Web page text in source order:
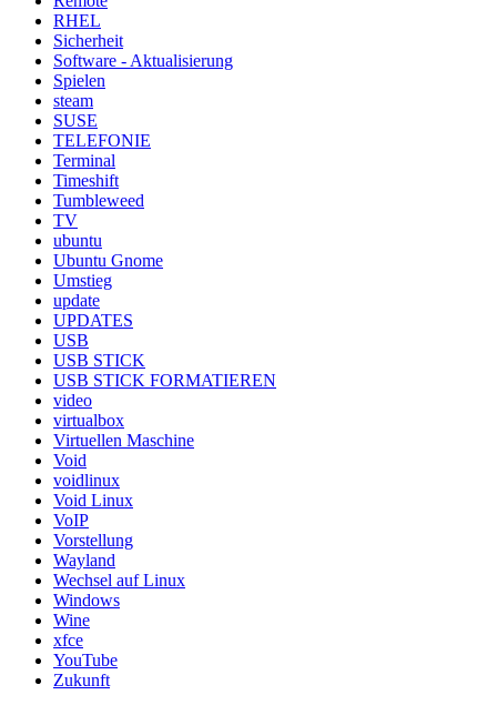
RHEL
Sicherheit
Software - Aktualisierung
Spielen
steam
SUSE
TELEFONIE
Terminal
Timeshift
Tumbleweed
TV
ubuntu
Ubuntu Gnome
Umstieg
update
UPDATES
USB
USB STICK
USB STICK FORMATIEREN
video
virtualbox
Virtuellen Maschine
Void
voidlinux
Void Linux
VoIP
Vorstellung
Wayland
Wechsel auf Linux
Windows
Wine
xfce
YouTube
Zukunft